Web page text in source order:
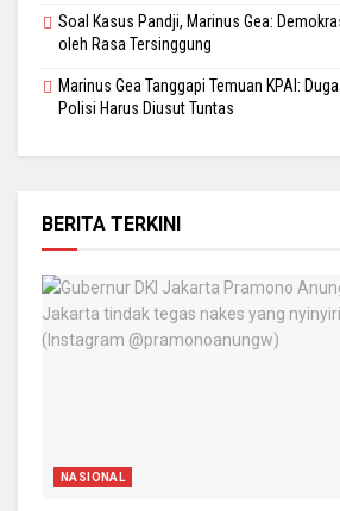
Soal Kasus Pandji, Marinus Gea:
oleh Rasa Tersinggung
Marinus Gea Tanggapi Temuan KPAI:
Polisi Harus Diusut Tuntas
BERITA TERKINI
NASIONAL